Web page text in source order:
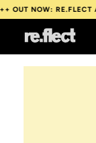
RE.FLECT